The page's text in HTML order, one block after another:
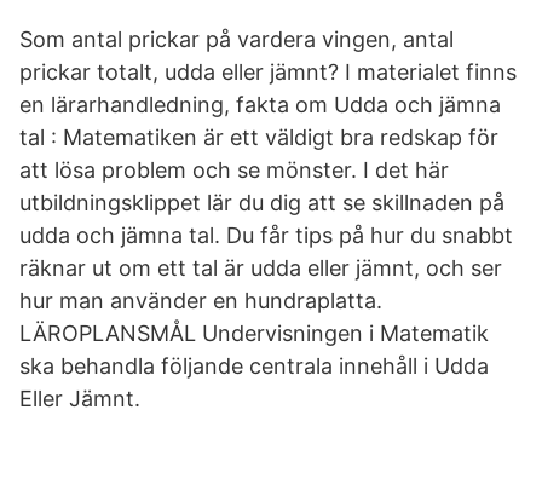
Som antal prickar på vardera vingen, antal
prickar totalt, udda eller jämnt? I materialet finns
en lärarhandledning, fakta om Udda och jämna
tal : Matematiken är ett väldigt bra redskap för
att lösa problem och se mönster. I det här
utbildningsklippet lär du dig att se skillnaden på
udda och jämna tal. Du får tips på hur du snabbt
räknar ut om ett tal är udda eller jämnt, och ser
hur man använder en hundraplatta.
LÄROPLANSMÅL Undervisningen i Matematik
ska behandla följande centrala innehåll i Udda
Eller Jämnt.